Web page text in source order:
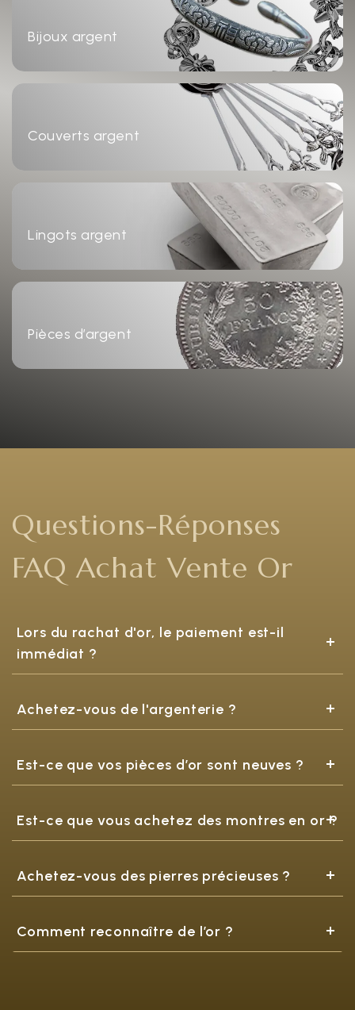
Bijoux argent
Couverts argent
Lingots argent
Pièces d’argent
Questions-Réponses
FAQ Achat Vente Or
Lors du rachat d'or, le paiement est-il
immédiat ?
Achetez-vous de l'argenterie ?
Est-ce que vos pièces d’or sont neuves ?
Est-ce que vous achetez des montres en or ?
Achetez-vous des pierres précieuses ?
Comment reconnaître de l’or ?